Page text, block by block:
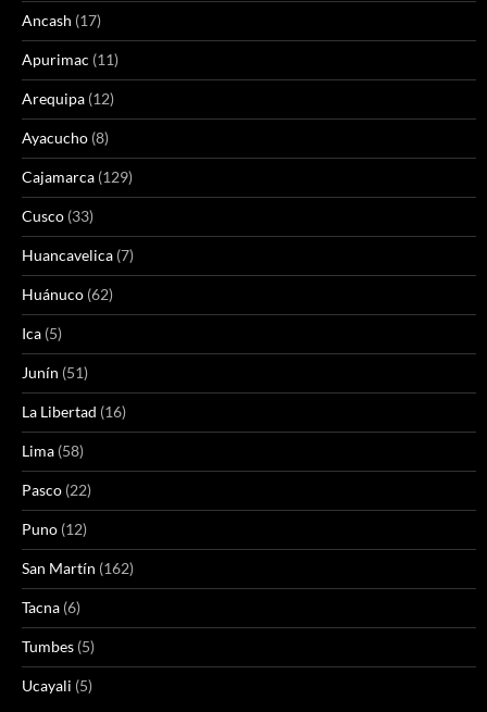
Ancash (17)
Apurimac (11)
Arequipa (12)
Ayacucho (8)
Cajamarca (129)
Cusco (33)
Huancavelica (7)
Huánuco (62)
Ica (5)
Junín (51)
La Libertad (16)
Lima (58)
Pasco (22)
Puno (12)
San Martín (162)
Tacna (6)
Tumbes (5)
Ucayali (5)